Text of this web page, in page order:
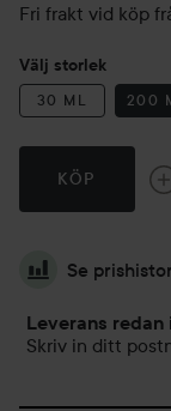
Fri frakt vid köp
Välj storlek
30 ML 200
KÖP
Se
Leverans redan
Skriv in ditt